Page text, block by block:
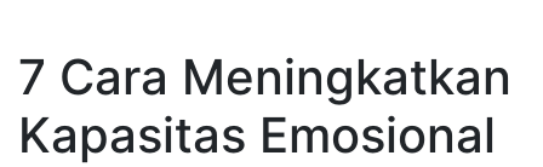
7 Cara Meningkatkan
Kapasitas Emosional